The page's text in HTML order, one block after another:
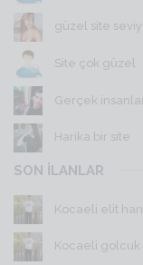
güzel site
Site çok güzel
Gerçek
Harika bir site
SON İLANLAR
Kocaeli elit
Kocaeli golcuk